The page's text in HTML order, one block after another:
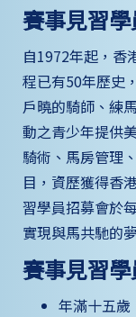
賽事見習
自1972年起，香
程已有50年歷史
戶曉的騎師、練
動之青少年提供
騎術、馬房管理
目，資歷獲得香
習學員招募會於
實現與馬共馳的
賽事見習
年滿十五歲